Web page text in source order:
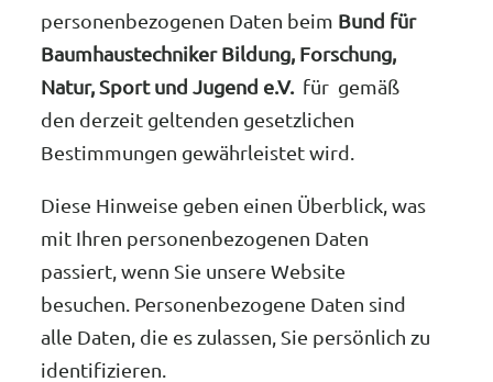
personenbezogenen Daten beim Bund für
Baumhaustechniker Bildung, Forschung,
Natur, Sport und Jugend e.V. für gemäß
den derzeit geltenden gesetzlichen
Bestimmungen gewährleistet wird.
Diese Hinweise geben einen Überblick, was
mit Ihren personenbezogenen Daten
passiert, wenn Sie unsere Website
besuchen. Personenbezogene Daten sind
alle Daten, die es zulassen, Sie persönlich zu
identifizieren.